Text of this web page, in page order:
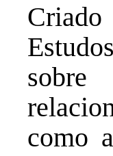
Criado
como